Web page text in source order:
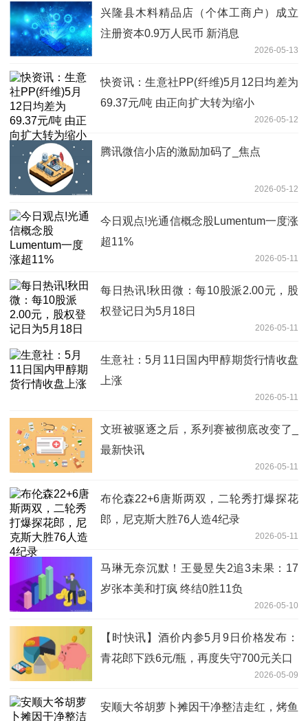
兴隆县木料精品店（个体工商户）成立
注册资本0.9万人民币 新消息
2026-05-13
快资讯：生意社PP(纤维)5月12日均差为
69.37元/吨 由正向扩大转为缩小
2026-05-12
腾讯微信小店的激励加码了_焦点
2026-05-12
今日观点!光通信概念股Lumentum一度涨
超11%
2026-05-11
每日热讯!秋田微：每10股派2.00元，股
权登记日为5月18日
2026-05-11
生意社：5月11日国内甲醇期货行情收盘
上涨
2026-05-11
文班被驱逐之后，系列赛被彻底改变了_
最新快讯
2026-05-11
布伦森22+6唐斯两双，二轮秀打爆探花
郎，尼克斯大胜76人造4纪录
2026-05-11
马琳无奈沉默！王曼昱失2追3未果：17
岁张本美和打疯 终结0胜11负
2026-05-10
【时快讯】酒价内参5月9日价格发布：
青花郎下跌6元/瓶，再度失守700元关口
2026-05-09
安顺大爷胡萝卜摊因干净整洁走红，烤鱼